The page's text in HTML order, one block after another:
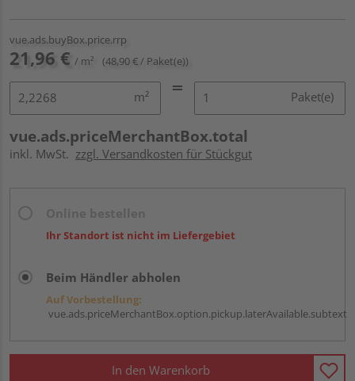
vue.ads.buyBox.price.rrp
21,96 € / m² (48,90 € / Paket(e))
m² Paket(e)
vue.ads.priceMerchantBox.total
inkl. MwSt. zzgl. Versandkosten für Stückgut
Ihr Standort ist nicht im Liefergebiet
Beim Händler abholen
Auf Vorbestellung:
vue.ads.priceMerchantBox.option.pickup.laterAvailable.subtext
In den Warenkorb